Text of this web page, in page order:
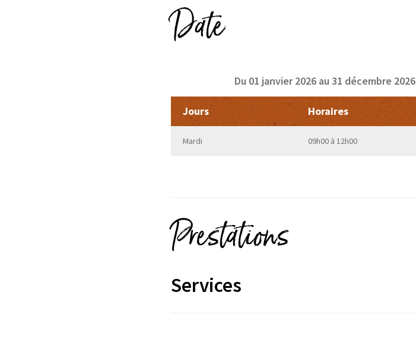
Date
Du 01 janvier 2026 au 31 décembre 2026
Jours Horaires
Mardi 09h00 à 12h00
Prestations
Services